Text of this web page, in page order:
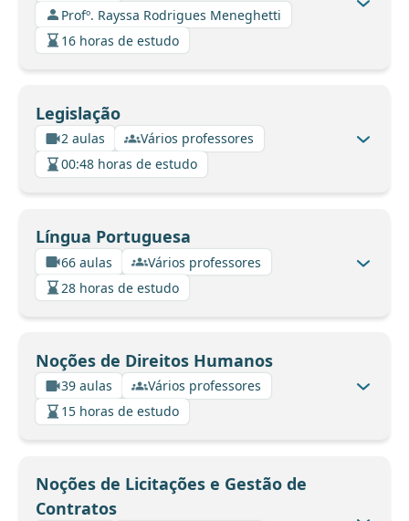
Profº. Rayssa Rodrigues Meneghetti
16 horas de estudo
Legislação
2 aulas
Vários professores
00:48 horas de estudo
Língua Portuguesa
66 aulas
Vários professores
28 horas de estudo
Noções de Direitos Humanos
39 aulas
Vários professores
15 horas de estudo
Noções de Licitações e Gestão de
Contratos